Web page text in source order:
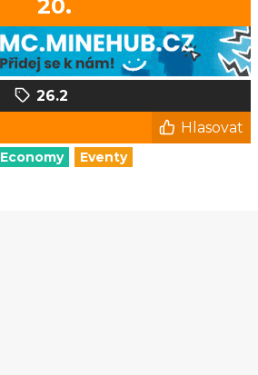
20.
26.2
Hlasovat
Economy Eventy